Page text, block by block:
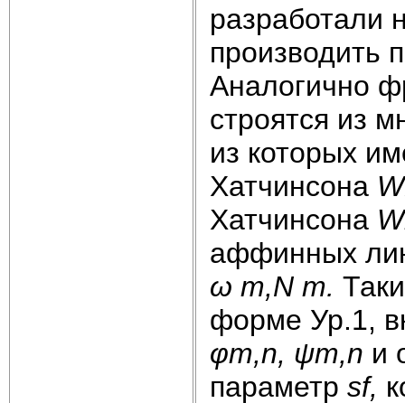
разработали
производить
Аналогично
строятся из
из которых
Хатчинсона
Хатчинсона
аффинных
ω m,N m.
форме Ур.1,
φm,n, ψm,n и
параметр sf,